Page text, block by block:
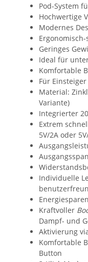
Pod-System
Hochwertige
Modernes
Geringes
Ideal für
Komfortable
Für
Material:
Variante)
Integrierter
Extrem
5V/2A oder
Individuelle
Kraftvoller
Dampf- und
Aktivierung
Komfortable
Button